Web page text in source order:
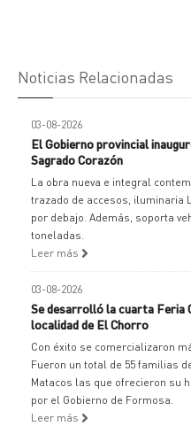
Noticias Relacionadas
03-08-2026
El Gobierno provincial
Sagrado Corazón
La obra nueva e integral
trazado de accesos, iluminaria
por debajo. Además, soporta
toneladas.
Leer más
03-08-2026
Se desarrolló la cuarta Feria
localidad de El Chorro
Con éxito se comercializaron
Fueron un total de 55 familias
Matacos las que ofrecieron su
por el Gobierno de Formosa.
Leer más